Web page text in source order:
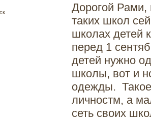
Дорогой Рами,
таких школ
школах детей
перед 1
детей нужно
школы, вот и
одежды.
личностм, а
сеть своих